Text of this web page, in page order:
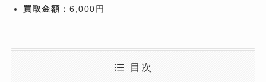
買取金額： 6,000円
目次